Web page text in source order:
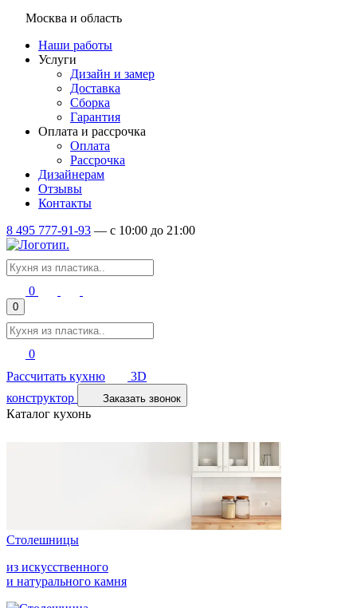
Москва и область
Наши работы
Услуги
Дизайн и замер
Доставка
Сборка
Гарантия
Оплата и рассрочка
Оплата
Рассрочка
Дизайнерам
Отзывы
Контакты
8 495 777-91-93 — c 10:00 до 21:00
0
0
0
Рассчитать кухню
3D
конструктор
Заказать звонок
Каталог кухонь
Столешницы
из искусственного
и натурального камня